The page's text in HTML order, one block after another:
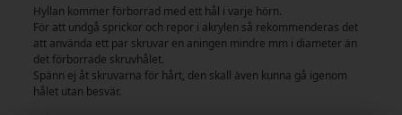
Hyllan kommer förborrad med ett hål i varje hörn.
För att undgå sprickor och repor i akrylen så rekommenderas det
att använda ett par skruvar en aningen mindre mm i diameter än
det förborrade skruvhålet.
Spänn ej åt skruvarna för hårt, den skall även kunna gå igenom
hålet utan besvär.